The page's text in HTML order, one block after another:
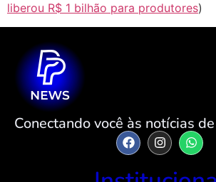
liberou R$ 1 bilhão para produtores)
Conectando você às notícias